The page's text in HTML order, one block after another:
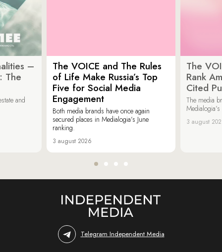
–
The
and
The VOICE and The Rules
of Life Make Russia’s Top
Five for Social Media
Engagement
Both media brands have once again
secured places in Medialogia’s June
ranking.
3 august 2026
The
Rank
Cited
The media
3 august
Telegram Independent Media